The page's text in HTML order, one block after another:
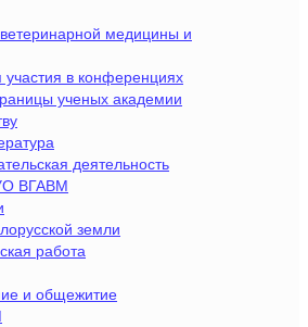
медицины и
в конференциях
ученых академии
деятельность
ВГАВМ
земли
работа
и общежитие